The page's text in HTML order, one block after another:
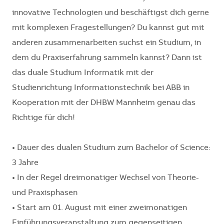
innovative Technologien und beschäftigst dich gerne
mit komplexen Fragestellungen? Du kannst gut mit
anderen zusammenarbeiten suchst ein Studium, in
dem du Praxiserfahrung sammeln kannst? Dann ist
das duale Studium Informatik mit der
Studienrichtung Informationstechnik bei ABB in
Kooperation mit der DHBW Mannheim genau das
Richtige für dich!
• Dauer des dualen Studium zum Bachelor of Science:
3 Jahre
• In der Regel dreimonatiger Wechsel von Theorie-
und Praxisphasen
• Start am 01. August mit einer zweimonatigen